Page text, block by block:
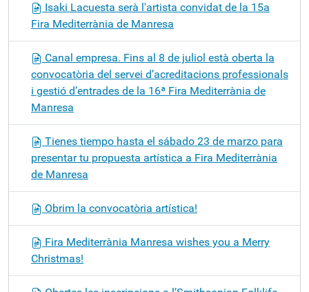
Isaki Lacuesta serà l'artista convidat de la 15a
Fira Mediterrània de Manresa
Canal empresa. Fins al 8 de juliol està oberta la
convocatòria del servei d’acreditacions professionals
i gestió d’entrades de la 16ª Fira Mediterrània de
Manresa
Tienes tiempo hasta el sábado 23 de marzo para
presentar tu propuesta artística a Fira Mediterrània
de Manresa
Obrim la convocatòria artística!
Fira Mediterrània Manresa wishes you a Merry
Christmas!